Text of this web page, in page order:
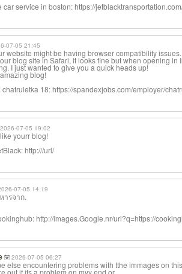
car service in boston: https://
07-05 21:45
website might be having browser compatibility issues.
blog site in Safari, it looks fine but when opening in
I just wanted to give you a quick heads up!
blog!
chatruletka 18: https://spandexjobs.com/employer/
2026-07-05 19:02
yourr blog!
http:///url/
07-05 14:19
ารจาก.
http://images.Google.nr/url?q=https://
2026-07-05 06:27
else encountering problems with tthe immages on